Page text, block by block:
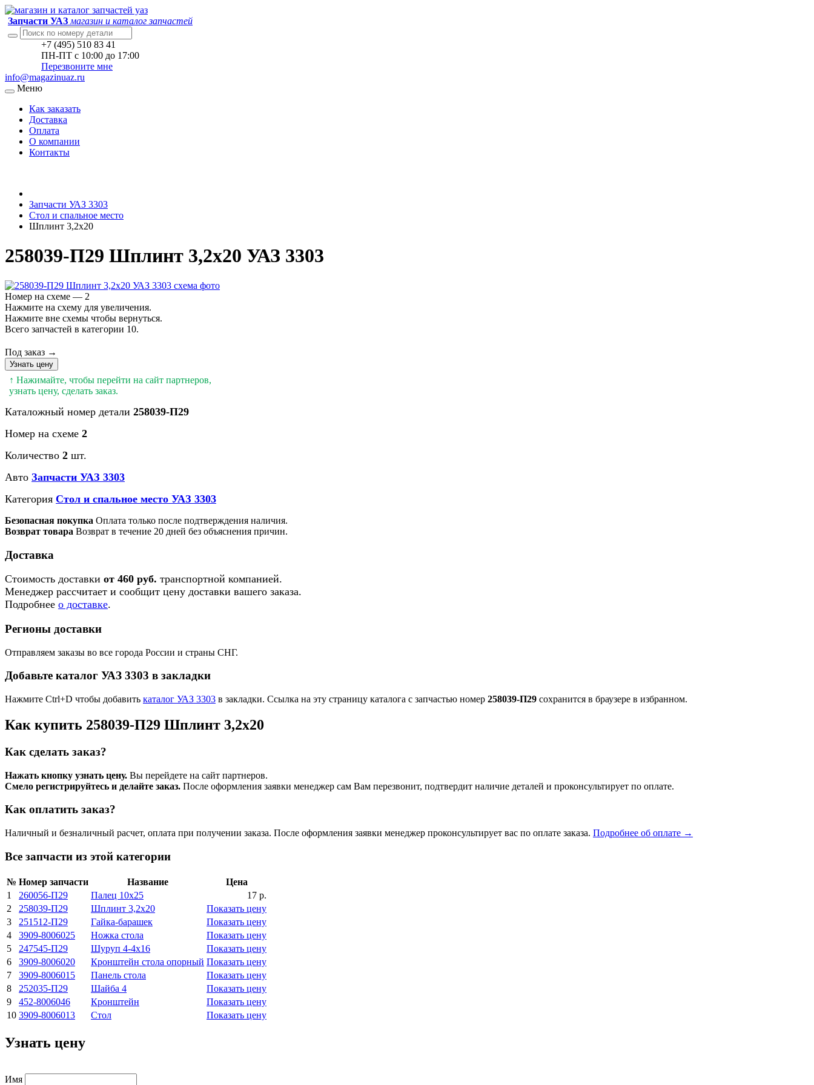
Запчасти УАЗ магазин и каталог запчастей
+7 (495) 510 83 41
ПН-ПТ с 10:00 до 17:00
Перезвоните мне
info@magazinuaz.ru
Меню
Как заказать
Доставка
Оплата
О компании
Контакты
Запчасти УАЗ 3303
Стол и спальное место
Шплинт 3,2x20
258039-П29 Шплинт 3,2x20 УАЗ 3303
Номер на схеме — 2
Нажмите на схему для увеличения.
Нажмите вне схемы чтобы вернуться.
Всего запчастей в категории 10.
Под заказ →
Узнать цену
↑ Нажимайте, чтобы перейти на сайт партнеров,
узнать цену, сделать заказ.
Каталожный номер детали 258039-П29
Номер на схеме 2
Количество 2 шт.
Авто Запчасти УАЗ 3303
Категория Стол и спальное место УАЗ 3303
Безопасная покупка Оплата только после подтверждения наличия.
Возврат товара Возврат в течение 20 дней без объяснения причин.
Доставка
Стоимость доставки от 460 руб. транспортной компанией.
Менеджер рассчитает и сообщит цену доставки вашего заказа.
Подробнее о доставке.
Регионы доставки
Отправляем заказы во все города России и страны СНГ.
Добавьте каталог УАЗ 3303 в закладки
Нажмите Ctrl+D чтобы добавить каталог УАЗ 3303 в закладки. Ссылка на эту страницу каталога с запчастью номер 258039-П29 сохранится в браузере в избранном.
Как купить 258039-П29 Шплинт 3,2x20
Как сделать заказ?
Нажать кнопку узнать цену. Вы перейдете на сайт партнеров.
Смело регистрируйтесь и делайте заказ. После оформления заявки менеджер сам Вам перезвонит, подтвердит наличие деталей и проконсультирует по оплате.
Как оплатить заказ?
Наличный и безналичный расчет, оплата при получении заказа. После оформления заявки менеджер проконсультирует вас по оплате заказа. Подробнее об оплате →
Все запчасти из этой категории
№ Номер запчасти Название
Цена
1
260056-П29 Палец 10x25
17 р.
2
258039-П29 Шплинт 3,2x20
Показать цену
3
251512-П29 Гайка-барашек
Показать цену
4
3909-8006025 Ножка стола
Показать цену
5
247545-П29 Шуруп 4-4x16
Показать цену
6
3909-8006020 Кронштейн стола опорный Показать цену
7
3909-8006015 Панель стола
Показать цену
8
252035-П29 Шайба 4
Показать цену
9
452-8006046 Кронштейн
Показать цену
10 3909-8006013 Стол Показать цену
Узнать цену
Имя